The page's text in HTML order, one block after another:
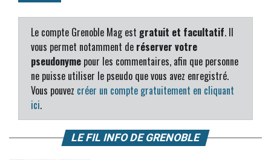
Le compte Grenoble Mag est gratuit et facultatif. Il
vous permet notamment de réserver votre
pseudonyme pour les commentaires, afin que personne
ne puisse utiliser le pseudo que vous avez enregistré.
Vous pouvez créer un compte gratuitement en cliquant
ici.
LE FIL INFO DE GRENOBLE